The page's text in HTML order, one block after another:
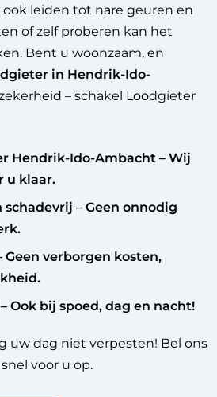
ook leiden tot nare geuren en
of zelf proberen kan het
Bent u woonzaam, en
in Hendrik-Ido-
– schakel Loodgieter
Hendrik-Ido-Ambacht – Wij
u klaar.
schadevrij – Geen onnodig
Geen verborgen kosten,
– Ook bij spoed, dag en nacht!
uw dag niet verpesten! Bel ons
voor u op.